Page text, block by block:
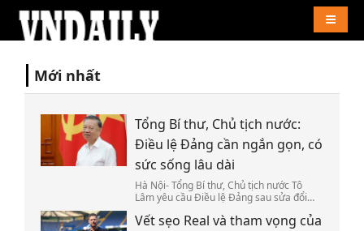
Mới nhất
Tổng Bí thư, Chủ tịch nước:
Điều lệ Đảng cần ngắn gọn, có
sức sống lâu dài
Hà Nội- Tổng Bí thư, Chủ tịch nước Tô
Lâm yêu cầu Điều lệ Đảng sau sửa đổi
thực hiện và có sức sống lâu dài.
Vết sẹo Real và tham vọng của